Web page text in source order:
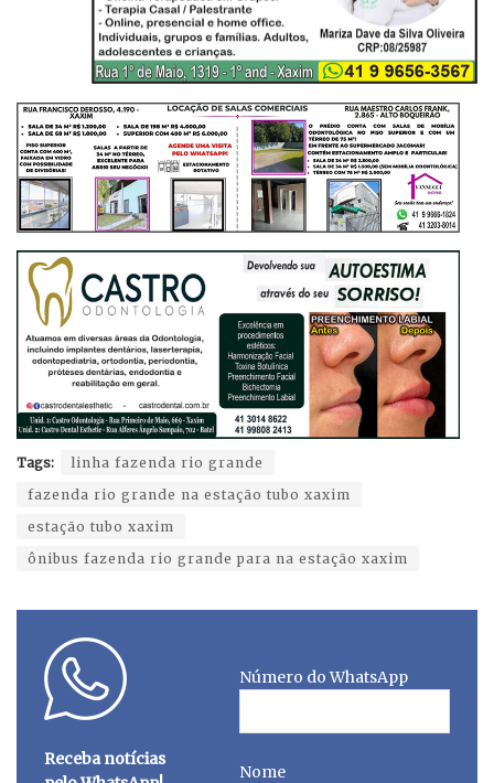
Tags:
linha fazenda rio grande
fazenda rio grande na estação tubo xaxim
estação tubo xaxim
ônibus fazenda rio grande para na estação xaxim
Receba notícias
Número do WhatsApp
Nome